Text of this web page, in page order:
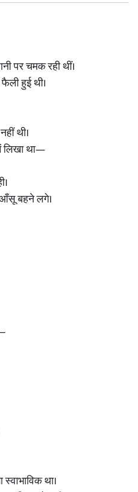
पर चमक रही थीं।
हुई थी।
थी।
लिखा था—
बहने लगे।
था।